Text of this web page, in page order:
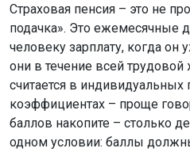
Страховая пенсия – это не
подачка». Это ежемесячные
человеку зарплату, когда он
они в течение всей
считается в индивидуальных
коэффициентах – проще
баллов накопите – столько
одном условии: баллы